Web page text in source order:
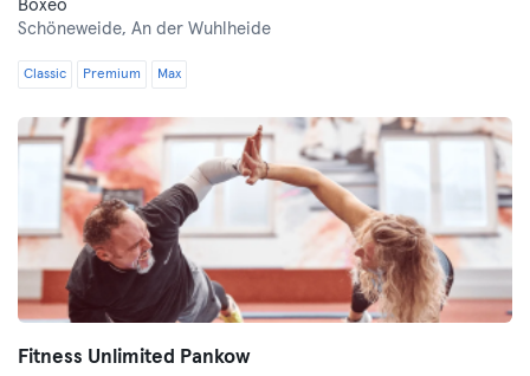
Boxeo
Schöneweide, An der Wuhlheide
Classic Premium Max
Fitness Unlimited Pankow